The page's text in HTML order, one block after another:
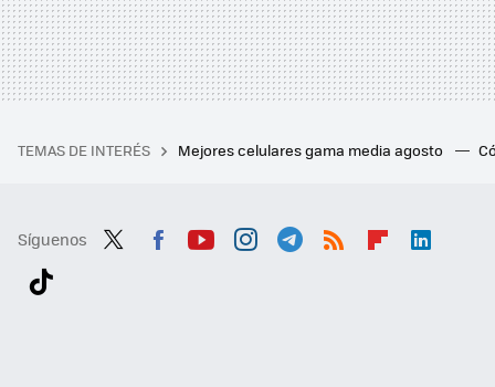
TEMAS DE INTERÉS Mejores celulares gama media agosto
Síguenos